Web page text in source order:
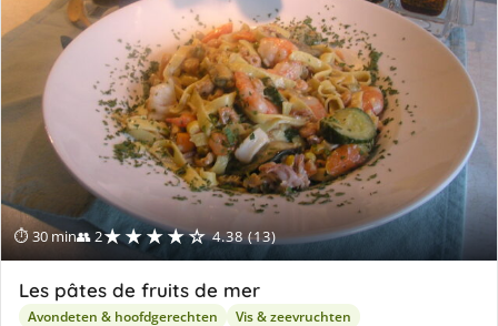
⏱ 30 min👥 2★★★★☆ 4.38 (13)
Les pâtes de fruits de mer
Avondeten & hoofdgerechten Vis & zeevruchten